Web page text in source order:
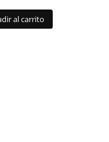
al carrito